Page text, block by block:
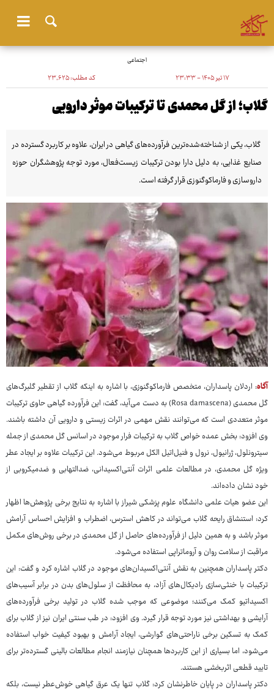
اجتماعی
۱۷ تیر ۱۴۰۵ - ۲۳:۳۳ کد مطلب:۲۳٬۶۲۵
گلاب؛ از گل محمدی تا ترکیبات موثر دارویی
گلاب، یکی از شناخته‌شده‌ترین فرآورده‌های گیاهی در ایران، علاوه بر کاربرد گسترده در
صنایع غذایی، به دلیل دارا بودن ترکیبات زیست‌فعال، مورد توجه پژوهشگران حوزه
داروسازی و فارماکوگنوزی قرار گرفته است.
آگاه: اردلان پاسداران، متخصص فارماکوگنوزی، با اشاره به اینکه گلاب از تقطیر گلبرگ‌های
گل محمدی (Rosa damascena) به دست می‌آید، گفت: این فرآورده گیاهی حاوی ترکیبات
موثر متعددی است که می‌توانند نقش مهمی در اثرات زیستی و دارویی آن داشته باشند.
وی افزود: بخش عمده خواص گلاب به ترکیبات فرار موجود در اسانس گل محمدی از جمله
سیترونلول، ژرانیول، نرول و فنیل‌اتیل الکل مربوط می‌شود. این ترکیبات علاوه بر ایجاد عطر
ویژه گل محمدی، در مطالعات علمی اثرات آنتی‌اکسیدانی، ضدالتهابی و ضدمیکروبی از
خود نشان داده‌اند.
این عضو هیات علمی دانشگاه علوم پزشکی شیراز با اشاره به نتایج برخی پژوهش‌ها اظهار
کرد: استنشاق رایحه گلاب می‌تواند در کاهش استرس، اضطراب و افزایش احساس آرامش
موثر باشد و به همین دلیل از فرآورده‌های حاصل از گل محمدی در برخی روش‌های مکمل
مراقبت از سلامت روان و آروماتراپی استفاده می‌شود.
دکتر پاسداران همچنین به نقش آنتی‌اکسیدان‌های موجود در گلاب اشاره کرد و گفت: این
ترکیبات با خنثی‌سازی رادیکال‌های آزاد، به محافظت از سلول‌های بدن در برابر آسیب‌های
اکسیداتیو کمک می‌کنند؛ موضوعی که موجب شده گلاب در تولید برخی فرآورده‌های
آرایشی و بهداشتی نیز مورد توجه قرار گیرد. وی افزود: در طب سنتی ایران نیز از گلاب برای
کمک به تسکین برخی ناراحتی‌های گوارشی، ایجاد آرامش و بهبود کیفیت خواب استفاده
می‌شود، اما بسیاری از این کاربردها همچنان نیازمند انجام مطالعات بالینی گسترده‌تر برای
تایید قطعی اثربخشی هستند.
دکتر پاسداران در پایان خاطرنشان کرد: گلاب تنها یک عرق گیاهی خوش‌عطر نیست، بلکه